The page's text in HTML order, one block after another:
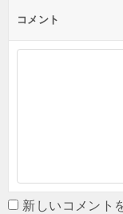
コメント
新しいコメント